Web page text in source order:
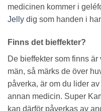
medicinen kommer i
Jelly dig som handen i
Finns det bieffekter?
De bieffekter som finns
män, så märks de över
påverka, är om du lider
annan medicin. Super
kan därför påverkas av